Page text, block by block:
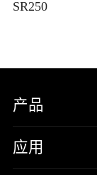
SR250
产品
MOSFETs
应用